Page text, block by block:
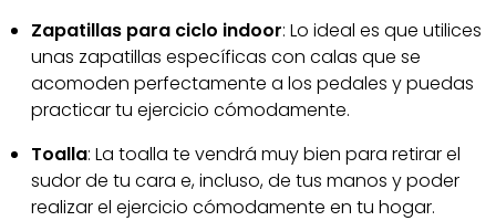
Zapatillas para ciclo indoor: Lo ideal es que utilices
unas zapatillas específicas con calas que se
acomoden perfectamente a los pedales y puedas
practicar tu ejercicio cómodamente.
Toalla: La toalla te vendrá muy bien para retirar el
sudor de tu cara e, incluso, de tus manos y poder
realizar el ejercicio cómodamente en tu hogar.